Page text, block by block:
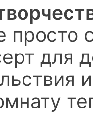
просто
для